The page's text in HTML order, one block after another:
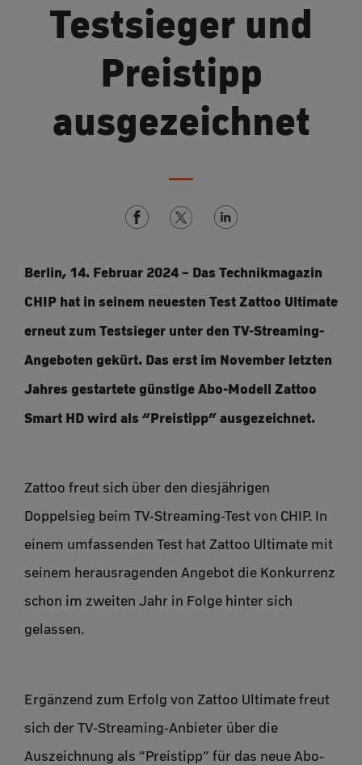
Testsieger und
Preistipp
ausgezeichnet
Berlin, 14. Februar 2024 – Das Technikmagazin
CHIP hat in seinem neuesten Test Zattoo Ultimate
erneut zum Testsieger unter den TV-Streaming-
Angeboten gekürt. Das erst im November letzten
Jahres gestartete günstige Abo-Modell Zattoo
Smart HD wird als “Preistipp” ausgezeichnet.
Zattoo freut sich über den diesjährigen
Doppelsieg beim TV-Streaming-Test von CHIP. In
einem umfassenden Test hat Zattoo Ultimate mit
seinem herausragenden Angebot die Konkurrenz
schon im zweiten Jahr in Folge hinter sich
gelassen.
Ergänzend zum Erfolg von Zattoo Ultimate freut
sich der TV-Streaming-Anbieter über die
Auszeichnung als “Preistipp” für das neue Abo-